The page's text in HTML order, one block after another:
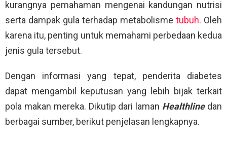
kurangnya pemahaman mengenai kandungan nutrisi
serta dampak gula terhadap metabolisme tubuh. Oleh
karena itu, penting untuk memahami perbedaan kedua
jenis gula tersebut.
Dengan informasi yang tepat, penderita diabetes
dapat mengambil keputusan yang lebih bijak terkait
pola makan mereka. Dikutip dari laman Healthline dan
berbagai sumber, berikut penjelasan lengkapnya.